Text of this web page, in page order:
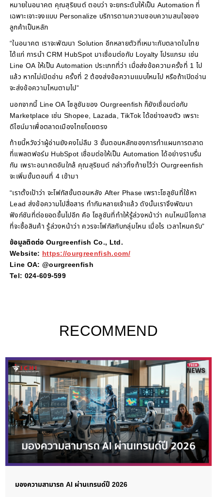
หมายในอนาคต คุณสุริยนต์ ตอบว่า จะยกระดับให้เป็น Automation ที่
เฉพาะเจาะจงแบบ Personalize บริการตามความชอบความสนใจของ
ลูกค้าเป็นหลัก
“ในอนาคต เราจะพัฒนา Solution อีกหลายตัวที่เหมาะกับตลาดในไทย
ได้แก่ การนำ CRM HubSpot มาเชื่อมต่อกับ Loyalty โปรแกรม เช่น
Line OA ให้เป็น Automation ประเภทที่ว่า เมื่อส่งข้อความครั้งที่ 1 ไป
แล้ว หากไม่เปิดอ่าน ครั้งที่ 2 ต้องส่งข้อความแบบไหนไป หรือถ้าเปิดอ่าน
จะส่งข้อความไหนตามไป”
นอกจากนี้ Line OA โซลูชันของ Ourgreenfish ก็ยังเชื่อมต่อกับ
Marketplace เช่น Shopee, Lazada, TikTok ได้อย่างลงตัว เพราะ
ดีไซน์มาเพื่อตลาดเมืองไทยโดยตรง
ท้ายนี้หวังว่าผู้อ่านยังคงไม่ลืม 3 ขั้นตอนหลักของการทำแผนการตลาด
ที่แพลตฟอร์ม HubSpot เชื่อมต่อให้เป็น Automation ได้อย่างราบรื่น
กัน เพราะอนาคตอันใกล้ คุณสุริยนต์ กล่าวทิ้งท้ายไว้ว่า Ourgreenfish
จะเพิ่มขั้นตอนที่ 4 เข้ามา
“เราตั้งเป้าว่า จะโฟกัสขั้นตอนหลัง After Phase เพราะโซลูชันที่ใช้หา
Lead ส่งข้อความไปสื่อสาร ทำกันหลายเจ้าแล้ว ดังนั้นเราจึงพัฒนา
ฟังก์ชันที่ต่อยอดขึ้นไปอีก คือ โซลูชันที่ทำให้รู้ล่วงหน้าว่า คนไหนมีโอกาส
ที่จะซื้อสินค้า รู้ล่วงหน้าว่า ควรจะโฟกัสกับกลุ่มไหน เมื่อไร เวลาไหนครับ”
ข้อมูลติดต่อ Ourgreenfish Co., Ltd.
Website: https://ourgreenfish.com/
Line OA: @ourgreenfish
Tel: 024-609-599
RECOMMEND
มองความสามารถ AI ผ่านเทรนด์ปี 2026